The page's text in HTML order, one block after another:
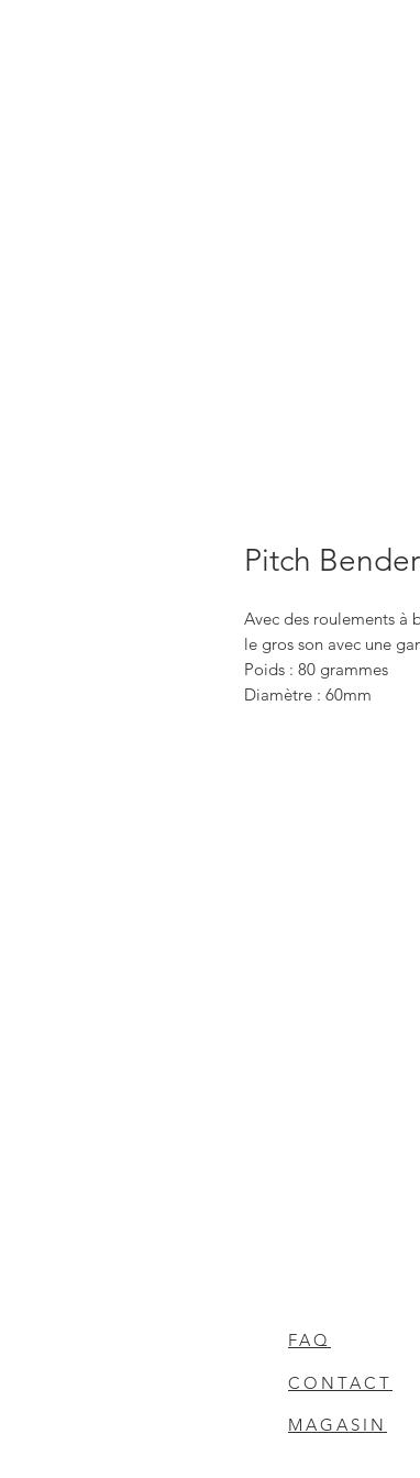
Pitch
Avec des roulements à
le gros son avec une
Poids : 80 grammes
Diamètre : 60mm
FAQ
CONTACT
MAGASIN